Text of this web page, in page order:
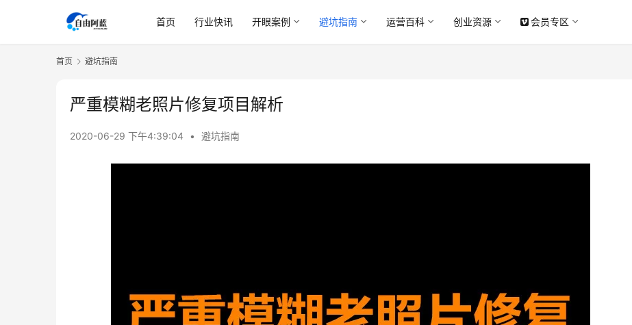
首页 行业快讯 开眼案例 避坑指南 运营百科 创业资源 会员专区
首页 避坑指南
严重模糊老照片修复项目解析
2020-06-29 下午4:39:04 • 避坑指南